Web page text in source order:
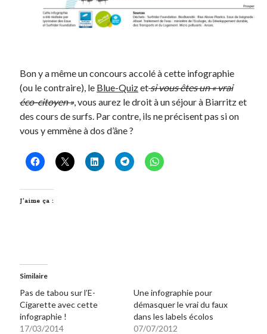
Bon y a même un concours accolé à cette infographie
(ou le contraire), le Blue-Quizetsi vous êtes un « vrai
éco-citoyen », vous aurez le droit à un séjour à Biarritz et
des cours de surfs. Par contre, ils ne précisent pas si on
vous y emmène à dos d’âne ?
J’aime ça :
Similaire
Pas de tabou sur l’E-
Cigarette avec cette
infographie !
17/03/2014
Une infographie pour
démasquer le vrai du faux
dans les labels écolos
07/07/2012